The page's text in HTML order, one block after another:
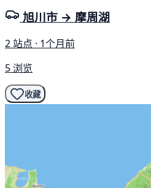
旭川市 → 摩周湖
2 站点 · 1个月前
5 浏览
收藏